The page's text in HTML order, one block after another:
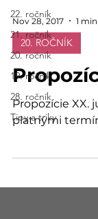
22. ročník
21. ročník
20. ročník
19. ročník
28. ročník
Tipy a triky
Nov 28, 2017 1
20. ROČNÍK
Propozície XX.
platnými